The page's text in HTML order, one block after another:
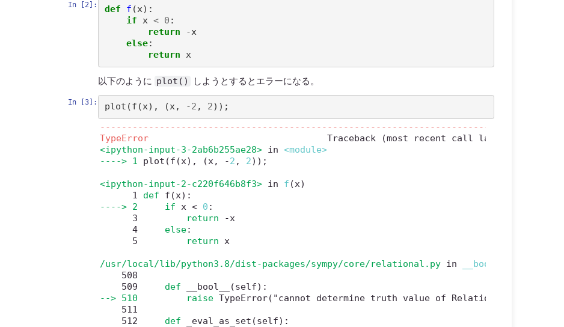
In [2]: def f (x):
if x < 0 :
return
-x
else:
return x
以下のように plot() しようとするとエラーになる。
In [3]: plot (f (x), (x, -2 , 2));
---------------------------------------------------------------------------
TypeError
<ipython-input-3-2ab6b255ae28> in <module>
----> 1 plot (f (x) , (x, -2 , 2) ) ;
<ipython-input-2-c220f646b8f3> in f (x)
      1
def f (x) :
----> 2
if x < 0 :
      3
return -
      4
else:
      5
return x
/usr/local/lib/python3.8/dist-packages/sympy/core/relational.py in __bool__
    508
    509
def __bool__ (self) :
--> 510
raise TypeError( "cannot determine truth value of Relational"
    511
    512
def _eval_as_set (self) :